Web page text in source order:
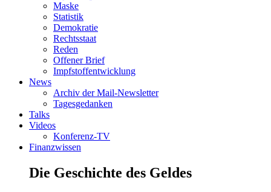
Maske
Statistik
Demokratie
Rechtsstaat
Reden
Offener Brief
Impfstoffentwicklung
News
Archiv der Mail-Newsletter
Tagesgedanken
Talks
Videos
Konferenz-TV
Finanzwissen
Die Geschichte des Geldes